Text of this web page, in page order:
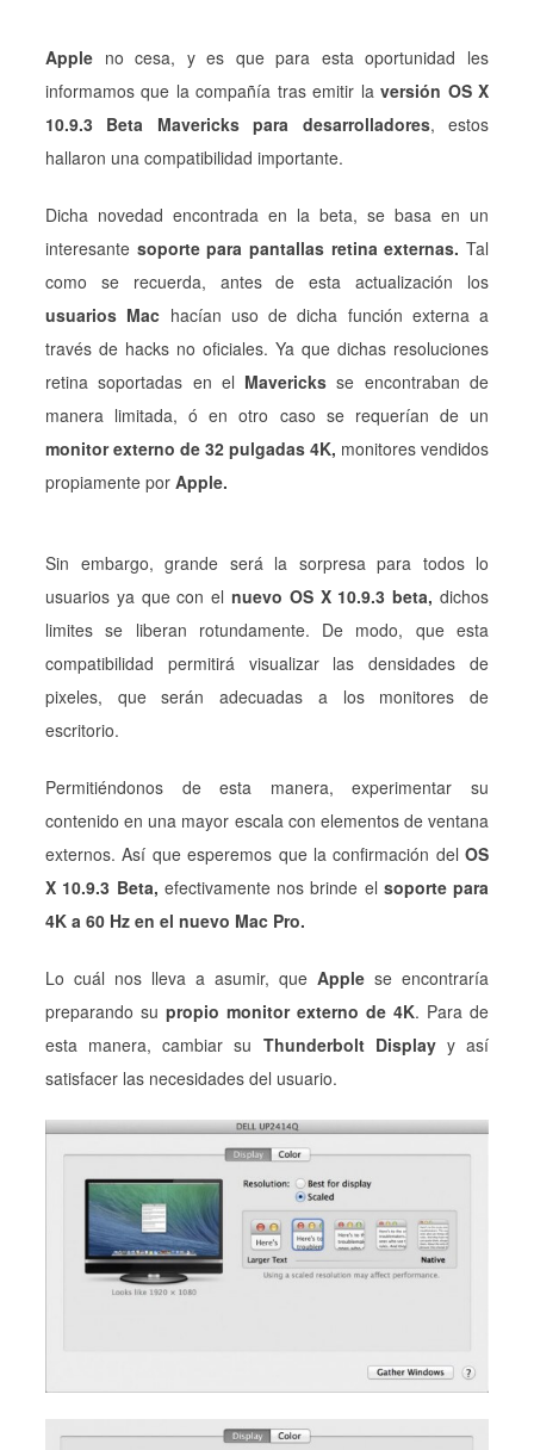
Apple no cesa, y es que para esta oportunidad les
informamos que la compañía tras emitir laversión OS X
10.9.3 Beta Mavericks para desarrolladores, estos
hallaron una compatibilidad importante.
Dicha novedad encontrada en la beta, se basa en un
interesante soporte para pantallas retina externas. Tal
como se recuerda, antes de esta actualización los
usuarios Mac hacían uso de dicha función externa a
través de hacks no oficiales. Ya que dichas resoluciones
retina soportadas en el Mavericksse encontraban de
manera limitada, ó en otro caso se requerían de un
monitor externo de 32 pulgadas 4K, monitores vendidos
propiamente por Apple.
Sin embargo, grande será la sorpresa para todos lo
usuarios ya que con el nuevo OS X 10.9.3 beta, dichos
limites se liberan rotundamente. De modo, que esta
compatibilidad permitirá visualizar las densidades de
pixeles, que serán adecuadas a los monitores de
escritorio.
Permitiéndonos de esta manera, experimentar su
contenido en una mayor escala con elementos de ventana
externos. Así que esperemos que la confirmación del OS
X 10.9.3 Beta, efectivamente nos brinde el soporte para
4K a 60 Hz en el nuevo Mac Pro.
Lo cuál nos lleva a asumir, que Apple se encontraría
preparando su propio monitor externo de 4K. Para de
esta manera, cambiar su Thunderbolt Display y así
satisfacer las necesidades del usuario.